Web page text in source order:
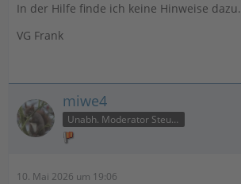
In der Hilfe finde ich keine Hinweise dazu.
VG Frank
miwe4
Unabh. Moderator Steuer
10. Mai 2026 um 19:06